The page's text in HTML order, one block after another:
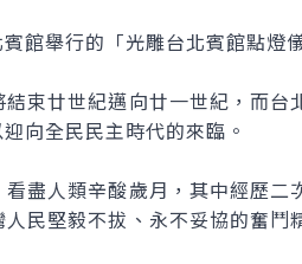
舉行的「光雕台北賓館點燈
廿世紀邁向廿一世紀，而台
向全民民主時代的來臨。
人類辛酸歲月，其中經歷二
民堅毅不拔、永不妥協的奮